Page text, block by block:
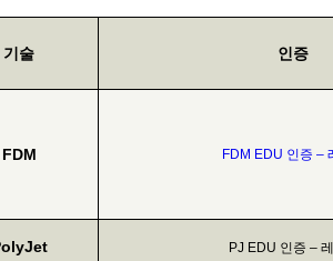
기술 인증
FDM FDM EDU 인증 –
PJ EDU 인증 –